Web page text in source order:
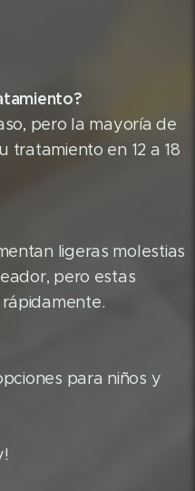
pero la mayoría de
tratamiento en 12 a 18
ligeras molestias
pero estas
para niños y